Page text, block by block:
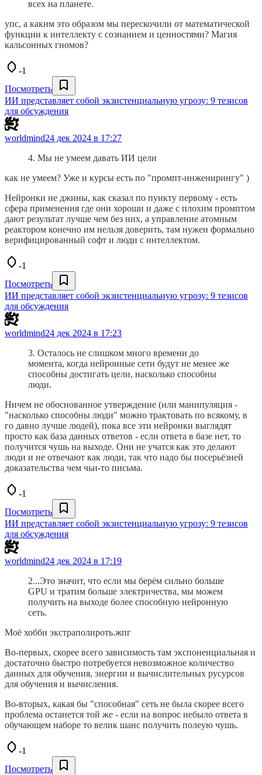
всех на планете.
упс, а каким это образом мы перескочили от математической
функции к интеллекту с сознанием и ценностями? Магия
кальсонных гномов?
-1
Посмотреть
ИИ представляет собой экзистенциальную угрозу: 9 тезисов
для обсуждения
worldmind24 дек 2024 в 17:27
4. Мы не умеем давать ИИ цели
как не умеем? Уже и курсы есть по "промпт-инженирингу" )
Нейронки не джины, как сказал по пункту первому - есть
сфера применения где они хороши и даже с плохим промптом
дают результат лучше чем без них, а управление атомным
реактором конечно им нельзя доверить, там нужен формально
верифицированный софт и люди с интеллектом.
-1
Посмотреть
ИИ представляет собой экзистенциальную угрозу: 9 тезисов
для обсуждения
worldmind24 дек 2024 в 17:23
3. Осталось не слишком много времени до
момента, когда нейронные сети будут не менее же
способны достигать цели, насколько способны
люди.
Ничем не обоснованное утверждение (или манипуляция -
"насколько способны люди" можно трактовать по всякому, в
го давно лучше людей), пока все эти нейронки выглядят
просто как база данных ответов - если ответа в базе нет, то
получится чушь на выходе. Они не учатся как это делают
люди и не отвечают как люди, так что надо бы посерьёзней
доказательства чем чьи-то письма.
-1
Посмотреть
ИИ представляет собой экзистенциальную угрозу: 9 тезисов
для обсуждения
worldmind24 дек 2024 в 17:19
2...Это значит, что если мы берём сильно больше
GPU и тратим больше электричества, мы можем
получить на выходе более способную нейронную
сеть.
Моё хобби экстраполироть.жпг
Во-первых, скорее всего зависимость там экспоненциальная и
достаточно быстро потребуется невозможное количество
данных для обучения, энергии и вычислительных русурсов
для обучения и вычисления.
Во-вторых, какая бы "способная" сеть не была скорее всего
проблема останется той же - если на вопрос небыло ответа в
обучающем наборе то велик шанс получить полеую чушь.
-1
Посмотреть